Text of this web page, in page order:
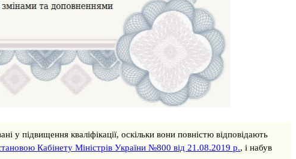
у підвищення кваліфікації, оскільки вони повністю відповідають
Кабінету Міністрів України №800 від 21.08.2019 р., і набув